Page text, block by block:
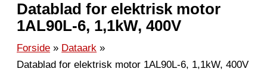
Datablad for elektrisk motor
1AL90L-6, 1,1kW, 400V
Forside
Dataark
Datablad for elektrisk motor 1AL90L-6, 1,1kW, 400V